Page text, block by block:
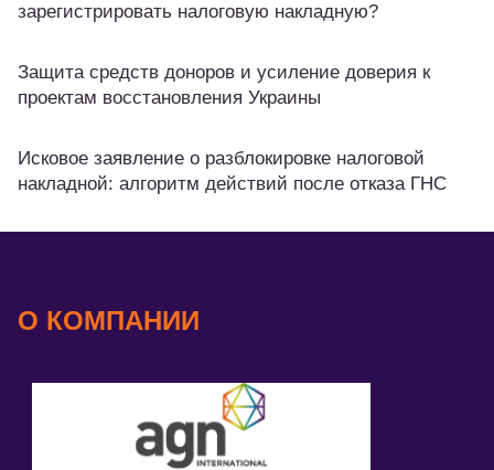
зарегистрировать налоговую накладную?
Защита средств доноров и усиление доверия к
проектам восстановления Украины
Исковое заявление о разблокировке налоговой
накладной: алгоритм действий после отказа ГНС
О КОМПАНИИ